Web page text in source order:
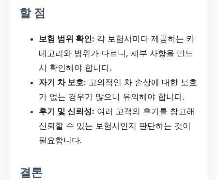
할 점
보험 범위 확인: 각 보험사마다 제공하는 카
테고리와 범위가 다르니, 세부 사항을 반드
시 확인해야 합니다.
자기 차 보호: 고의적인 차 손상에 대한 보호
가 없는 경우가 많으니 유의해야 합니다.
후기 및 신뢰성: 여러 고객의 후기를 참고해
신뢰할 수 있는 보험사인지 판단하는 것이
필요합니다.
결론